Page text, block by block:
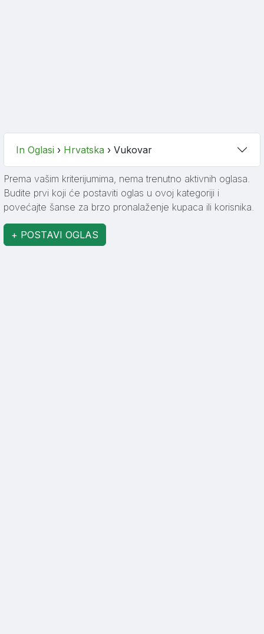
In Oglasi › Hrvatska › Vukovar
Prema vašim kriterijumima, nema trenutno aktivnih oglasa.
Budite prvi koji će postaviti oglas u ovoj kategoriji i
povećajte šanse za brzo pronalaženje kupaca ili korisnika.
+ POSTAVI OGLAS